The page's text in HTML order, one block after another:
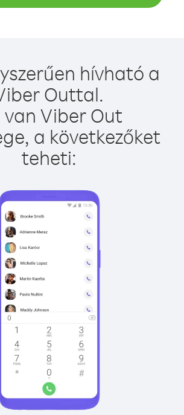
hívható a
Outtal.
van Viber Out
a következőket
teheti: